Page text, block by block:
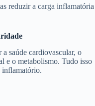
reduzir a carga inflamatória
saúde cardiovascular, o
e o metabolismo. Tudo isso
inflamatório.